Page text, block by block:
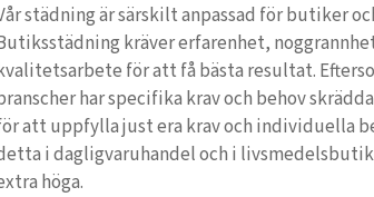
städning är särskilt anpassad för butiker
kräver erfarenhet,
för att få bästa resultat.
har specifika krav och behov
att uppfylla just era krav och individuella
i dagligvaruhandel och i
höga.